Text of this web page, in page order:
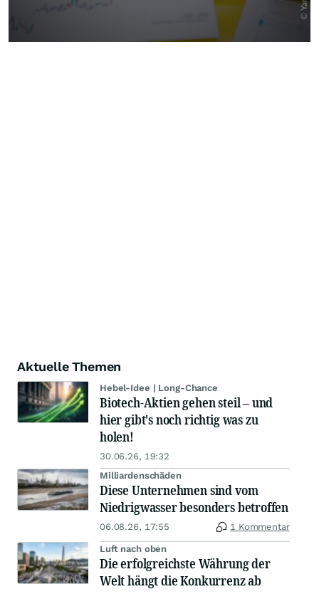
Aktuelle Themen
Hebel-Idee | Long-Chance
Biotech-Aktien gehen steil – und
hier gibt's noch richtig was zu
holen!
30.06.26, 19:32
Milliardenschäden
Diese Unternehmen sind vom
Niedrigwasser besonders betroffen
06.08.26, 17:55 1 Kommentar
Luft nach oben
Die erfolgreichste Währung der
Welt hängt die Konkurrenz ab